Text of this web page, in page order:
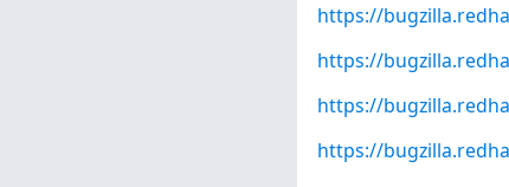
https://
https://
https://
https://